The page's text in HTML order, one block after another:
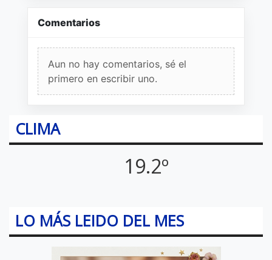
Comentarios
Aun no hay comentarios, sé el
primero en escribir uno.
CLIMA
19.2º
LO MÁS LEIDO DEL MES